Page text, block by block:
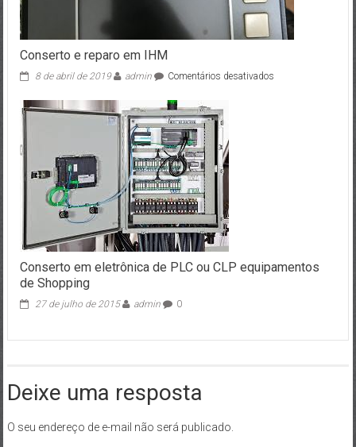
Conserto e reparo em IHM
8 de abril de 2019 admin Comentários desativados
Conserto em eletrônica de PLC ou CLP equipamentos
de Shopping
27 de julho de 2015 admin 0
Deixe uma resposta
O seu endereço de e-mail não será publicado.